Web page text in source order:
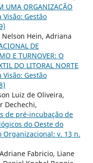
UMA ORGANIZAÇÃO
Visão: Gestão
Hein, Adriana
DE
E TURNOVER: O
DO LITORAL NORTE
Visão: Gestão
Luiz de Oliveira,
Dechechi,
de pré-incubação de
do Oeste do
Organizacional: v. 13 n.
Fabricio, Liane